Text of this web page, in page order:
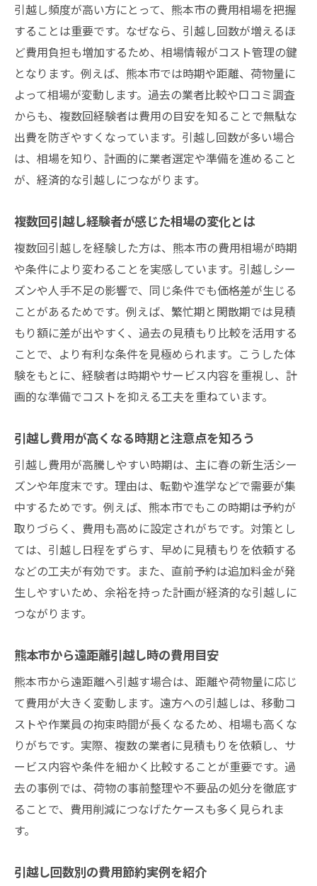
引越し頻度が高い方にとって、熊本市の費用相場を把握
することは重要です。なぜなら、引越し回数が増えるほ
ど費用負担も増加するため、相場情報がコスト管理の鍵
となります。例えば、熊本市では時期や距離、荷物量に
よって相場が変動します。過去の業者比較や口コミ調査
からも、複数回経験者は費用の目安を知ることで無駄な
出費を防ぎやすくなっています。引越し回数が多い場合
は、相場を知り、計画的に業者選定や準備を進めること
が、経済的な引越しにつながります。
複数回引越し経験者が感じた相場の変化とは
複数回引越しを経験した方は、熊本市の費用相場が時期
や条件により変わることを実感しています。引越しシー
ズンや人手不足の影響で、同じ条件でも価格差が生じる
ことがあるためです。例えば、繁忙期と閑散期では見積
もり額に差が出やすく、過去の見積もり比較を活用する
ことで、より有利な条件を見極められます。こうした体
験をもとに、経験者は時期やサービス内容を重視し、計
画的な準備でコストを抑える工夫を重ねています。
引越し費用が高くなる時期と注意点を知ろう
引越し費用が高騰しやすい時期は、主に春の新生活シー
ズンや年度末です。理由は、転勤や進学などで需要が集
中するためです。例えば、熊本市でもこの時期は予約が
取りづらく、費用も高めに設定されがちです。対策とし
ては、引越し日程をずらす、早めに見積もりを依頼する
などの工夫が有効です。また、直前予約は追加料金が発
生しやすいため、余裕を持った計画が経済的な引越しに
つながります。
熊本市から遠距離引越し時の費用目安
熊本市から遠距離へ引越す場合は、距離や荷物量に応じ
て費用が大きく変動します。遠方への引越しは、移動コ
ストや作業員の拘束時間が長くなるため、相場も高くな
りがちです。実際、複数の業者に見積もりを依頼し、サ
ービス内容や条件を細かく比較することが重要です。過
去の事例では、荷物の事前整理や不要品の処分を徹底す
ることで、費用削減につなげたケースも多く見られま
す。
引越し回数別の費用節約実例を紹介